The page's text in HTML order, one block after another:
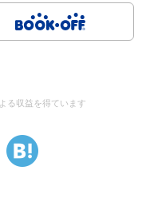
る収益を得ています